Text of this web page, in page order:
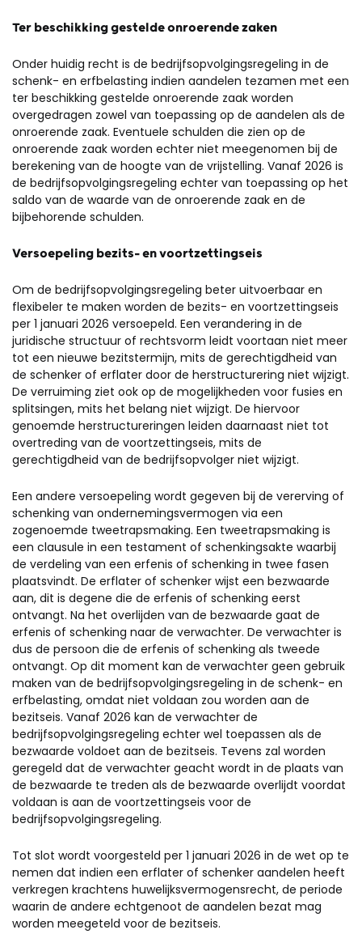
Ter beschikking gestelde onroerende zaken
Onder huidig recht is de bedrijfsopvolgingsregeling in de
schenk- en erfbelasting indien aandelen tezamen met een
ter beschikking gestelde onroerende zaak worden
overgedragen zowel van toepassing op de aandelen als de
onroerende zaak. Eventuele schulden die zien op de
onroerende zaak worden echter niet meegenomen bij de
berekening van de hoogte van de vrijstelling. Vanaf 2026 is
de bedrijfsopvolgingsregeling echter van toepassing op het
saldo van de waarde van de onroerende zaak en de
bijbehorende schulden.
Versoepeling bezits- en voortzettingseis
Om de bedrijfsopvolgingsregeling beter uitvoerbaar en
flexibeler te maken worden de bezits- en voortzettingseis
per 1 januari 2026 versoepeld. Een verandering in de
juridische structuur of rechtsvorm leidt voortaan niet meer
tot een nieuwe bezitstermijn, mits de gerechtigdheid van
de schenker of erflater door de herstructurering niet wijzigt.
De verruiming ziet ook op de mogelijkheden voor fusies en
splitsingen, mits het belang niet wijzigt. De hiervoor
genoemde herstructureringen leiden daarnaast niet tot
overtreding van de voortzettingseis, mits de
gerechtigdheid van de bedrijfsopvolger niet wijzigt.
Een andere versoepeling wordt gegeven bij de vererving of
schenking van ondernemingsvermogen via een
zogenoemde tweetrapsmaking. Een tweetrapsmaking is
een clausule in een testament of schenkingsakte waarbij
de verdeling van een erfenis of schenking in twee fasen
plaatsvindt. De erflater of schenker wijst een bezwaarde
aan, dit is degene die de erfenis of schenking eerst
ontvangt. Na het overlijden van de bezwaarde gaat de
erfenis of schenking naar de verwachter. De verwachter is
dus de persoon die de erfenis of schenking als tweede
ontvangt. Op dit moment kan de verwachter geen gebruik
maken van de bedrijfsopvolgingsregeling in de schenk- en
erfbelasting, omdat niet voldaan zou worden aan de
bezitseis. Vanaf 2026 kan de verwachter de
bedrijfsopvolgingsregeling echter wel toepassen als de
bezwaarde voldoet aan de bezitseis. Tevens zal worden
geregeld dat de verwachter geacht wordt in de plaats van
de bezwaarde te treden als de bezwaarde overlijdt voordat
voldaan is aan de voortzettingseis voor de
bedrijfsopvolgingsregeling.
Tot slot wordt voorgesteld per 1 januari 2026 in de wet op te
nemen dat indien een erflater of schenker aandelen heeft
verkregen krachtens huwelijksvermogensrecht, de periode
waarin de andere echtgenoot de aandelen bezat mag
worden meegeteld voor de bezitseis.